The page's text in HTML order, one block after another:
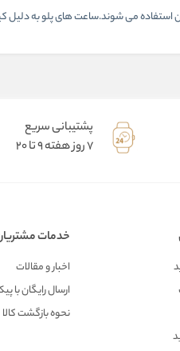
استفاده می شوند.ساعت های پلو به دلیل
پشتیبانی سریع
7 روز هفته 9 تا 20
خدمات
اخبار و مقالات
ارسال رایگان با
نحوه بازگشت کالا